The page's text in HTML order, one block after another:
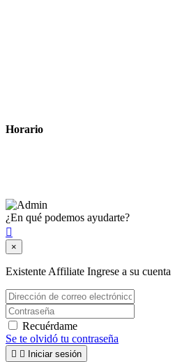
Horario
¿En qué podemos ayudarte?

×
Existente Affiliate Ingrese a su cuenta
Recuérdame
Se te olvidó tu contraseña
  Iniciar sesión